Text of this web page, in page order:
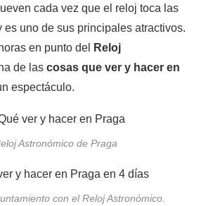
cada vez que el reloj toca las
es uno de sus principales atractivos.
en punto del
Reloj
de las cosas que ver y hacer en
espectáculo.
Astronómico de Praga
con el Reloj Astronómico.